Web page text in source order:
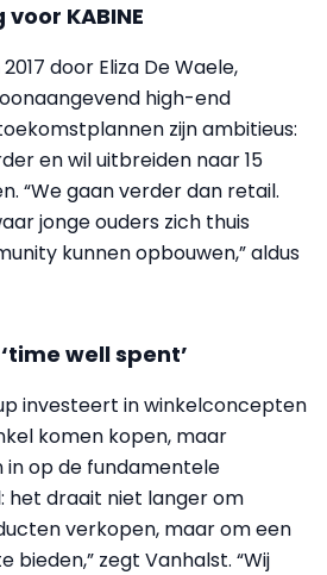
KABINE
door Eliza De Waele,
high-end
zijn ambitieus:
en wil uitbreiden naar 15
“We gaan verder dan retail.
jonge ouders zich thuis
kunnen opbouwen,” aldus
well spent’
investeert in winkelconcepten
komen kopen, maar
in op de fundamentele
het draait niet langer om
verkopen, maar om een
zegt Vanhalst. “Wij